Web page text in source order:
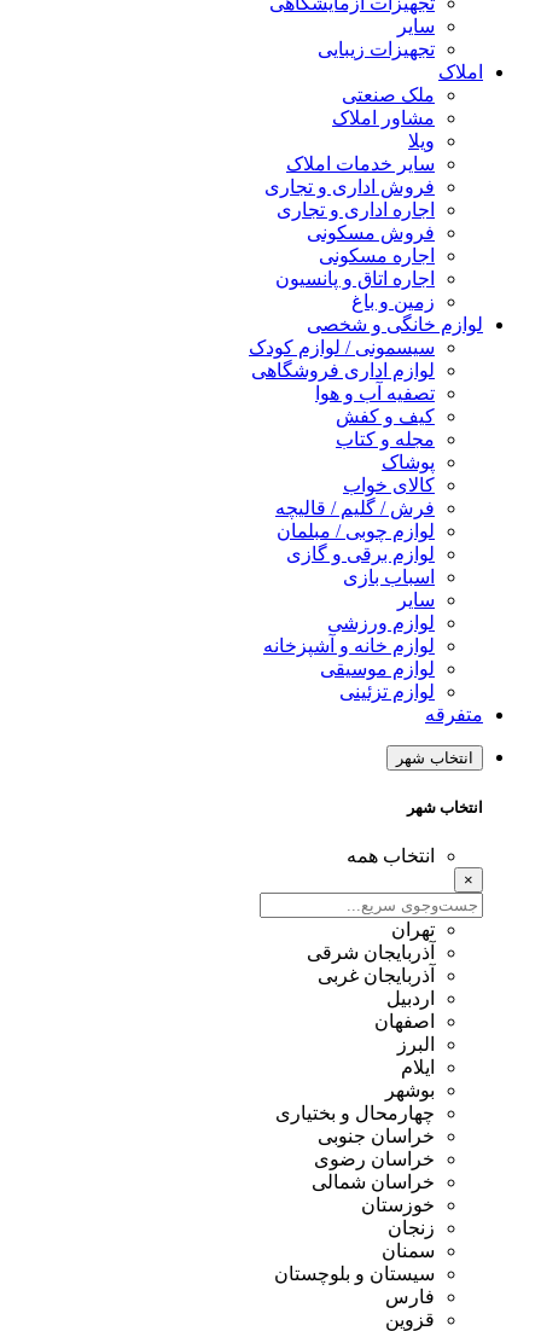
سایر
تجهیزات زیبایی
املاک
ملک صنعتی
مشاور املاک
ویلا
سایر خدمات املاک
فروش اداری و تجاری
اجاره اداری و تجاری
فروش مسکونی
اجاره مسکونی
اجاره اتاق و پانسیون
زمین و باغ
لوازم خانگی و شخصی
سیسمونی / لوازم کودک
لوازم اداری فروشگاهی
تصفیه آب و هوا
کیف و کفش
مجله و کتاب
پوشاک
کالای خواب
فرش / گلیم / قالیچه
لوازم چوبی / مبلمان
لوازم برقی و گازی
اسباب بازی
سایر
لوازم ورزشی
لوازم خانه و آشپزخانه
لوازم موسیقی
لوازم تزئینی
متفرقه
انتخاب شهر
انتخاب شهر
انتخاب همه
×
تهران
آذربایجان شرقی
آذربایجان غربی
اردبیل
اصفهان
البرز
ایلام
بوشهر
چهارمحال و بختیاری
خراسان جنوبی
خراسان رضوی
خراسان شمالی
خوزستان
زنجان
سمنان
سیستان و بلوچستان
فارس
قزوین